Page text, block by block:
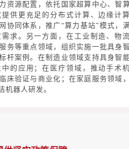
资源配置，依托国家超算中心、智
供更充足的分布式计算、边缘计
协同体系，推广“算力基站”模式，
求。另一方面，在工业制造、物
务等重点领域，组织实施一批具身
杆案例。在制造业领域支持具身智
的应用；在医疗领域，推动手术
床验证与商业化；在家庭服务领域
机器人研发。